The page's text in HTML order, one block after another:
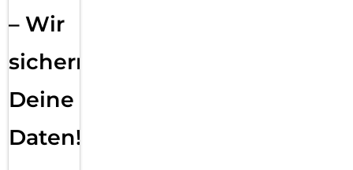
– Wir
sichern
Deine
Daten!